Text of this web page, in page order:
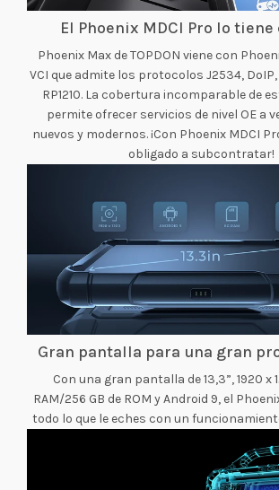
El Phoenix MDCI Pro lo
Phoenix Max de TOPDON viene con
VCI que admite los protocolos J2534, DoIP,
RP1210. La cobertura incomparable de
permite ofrecer servicios de nivel OE a
nuevos y modernos. ¡Con Phoenix MDCI
obligado a subcontratar!
Gran pantalla para una gran
Con una gran pantalla de 13,3”, 1920 x
RAM/256 GB de ROM y Android 9, el
todo lo que le eches con un